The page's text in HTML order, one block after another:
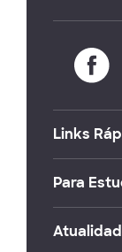
Links
Para